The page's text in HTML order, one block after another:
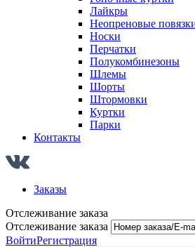
Лайкры
Неопреновые
Носки
Перчатки
Полукомбинезоны
Шлемы
Шорты
Штормовки
Куртки
Парки
Контакты
Заказы
Отслеживание заказа
Отслеживание заказа
ВойтиРегистрация